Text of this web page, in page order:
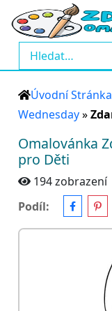
Úvodní Stránka
Wednesday»
Omalovánka
pro Děti
194 zobrazení
Podíl: